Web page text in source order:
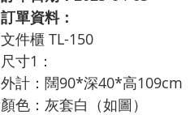
訂單資料：
文件櫃 TL-150
尺寸1：
外計：闊90*深40*高109cm
顏色：灰套白（如圖）